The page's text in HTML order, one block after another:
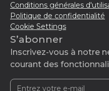
Conditions générales
Politique de confidentialité
Cookie Settings
S’abonner
Inscrivez-vous à notre
courant des